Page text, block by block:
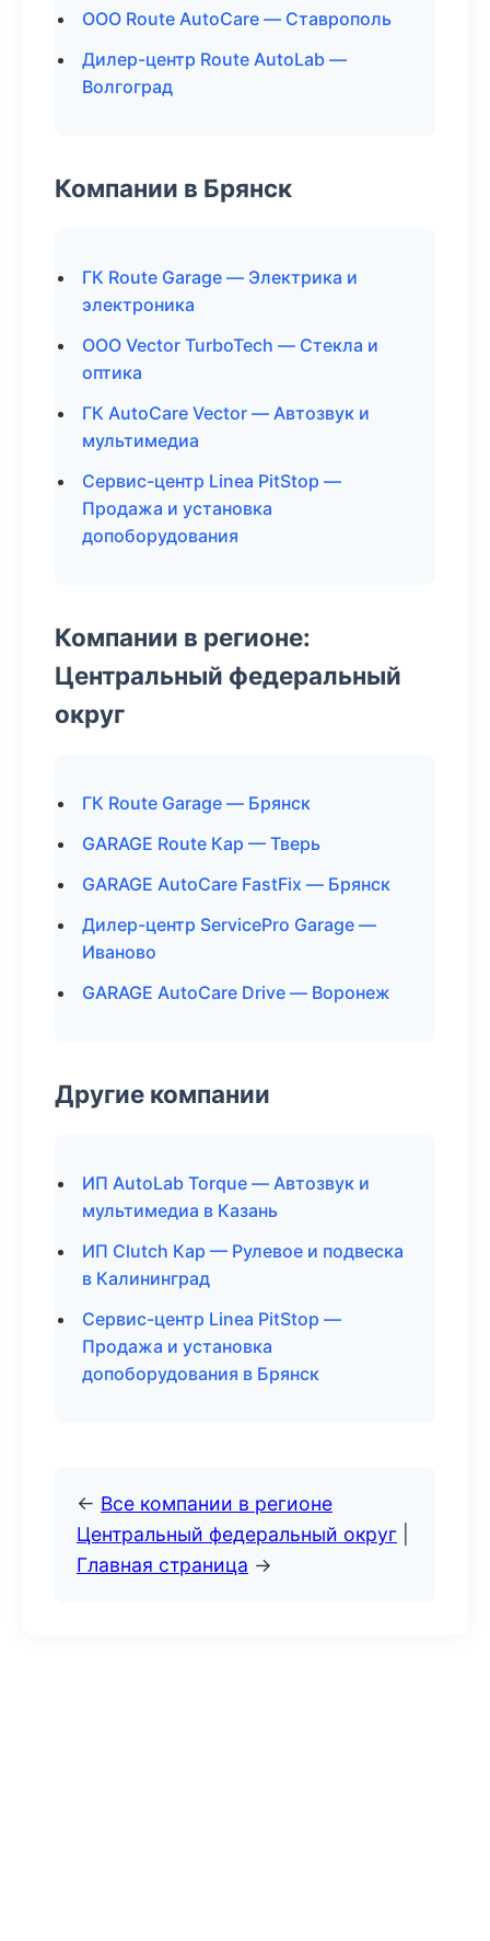
ООО Route AutoCare — Ставрополь
Дилер-центр Route AutoLab —
Волгоград
Компании в Брянск
ГК Route Garage — Электрика и
электроника
ООО Vector TurboTech — Стекла и
оптика
ГК AutoCare Vector — Автозвук и
мультимедиа
Сервис-центр Linea PitStop —
Продажа и установка
допоборудования
Компании в регионе:
Центральный федеральный
округ
ГК Route Garage — Брянск
GARAGE Route Кар — Тверь
GARAGE AutoCare FastFix — Брянск
Дилер-центр ServicePro Garage —
Иваново
GARAGE AutoCare Drive — Воронеж
Другие компании
ИП AutoLab Torque — Автозвук и
мультимедиа в Казань
ИП Clutch Кар — Рулевое и подвеска
в Калининград
Сервис-центр Linea PitStop —
Продажа и установка
допоборудования в Брянск
← Все компании в регионе
Центральный федеральный округ
Главная страница →